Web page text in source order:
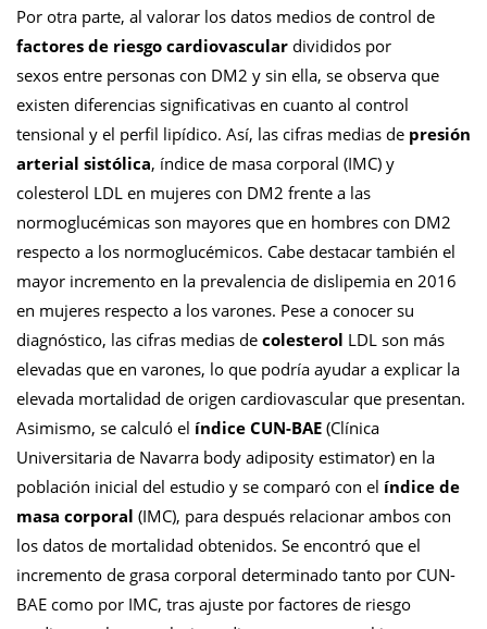
Por otra parte, al valorar los datos medios de control de
factores de riesgo cardiovascular divididos por
sexos entre personas con DM2 y sin ella, se observa que
existen diferencias significativas en cuanto al control
tensional y el perfil lipídico. Así, las cifras medias de presión
arterial sistólica, índice de masa corporal (IMC) y
colesterol LDL en mujeres con DM2 frente a las
normoglucémicas son mayores que en hombres con DM2
respecto a los normoglucémicos. Cabe destacar también el
mayor incremento en la prevalencia de dislipemia en 2016
en mujeres respecto a los varones. Pese a conocer su
diagnóstico, las cifras medias de colesterol LDL son más
elevadas que en varones, lo que podría ayudar a explicar la
elevada mortalidad de origen cardiovascular que presentan.
Asimismo, se calculó el índice CUN-BAE (Clínica
Universitaria de Navarra body adiposity estimator) en la
población inicial del estudio y se comparó con el índice de
masa corporal (IMC), para después relacionar ambos con
los datos de mortalidad obtenidos. Se encontró que el
incremento de grasa corporal determinado tanto por CUN-
BAE como por IMC, tras ajuste por factores de riesgo